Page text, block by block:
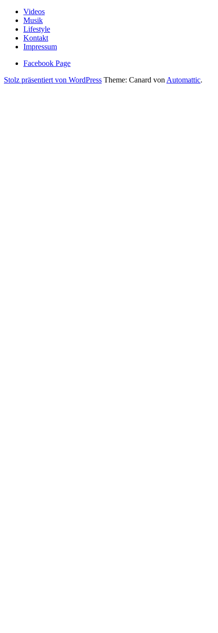
Videos
Musik
Lifestyle
Kontakt
Impressum
Facebook Page
Stolz präsentiert von WordPress Theme: Canard von Automattic.